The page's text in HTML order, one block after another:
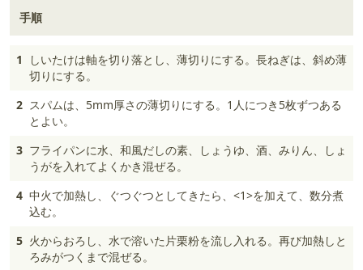
手順
1
しいたけは軸を切り落とし、薄切りにする。長ねぎは、斜め薄
切りにする。
2 スパムは、5mm厚さの薄切りにする。1人につき5枚ずつある
とよい。
3 フライパンに水、和風だしの素、しょうゆ、酒、みりん、しょ
うがを入れてよくかき混ぜる。
4 中火で加熱し、ぐつぐつとしてきたら、<1>を加えて、数分煮
込む。
5 火からおろし、水で溶いた片栗粉を流し入れる。再び加熱しと
ろみがつくまで混ぜる。